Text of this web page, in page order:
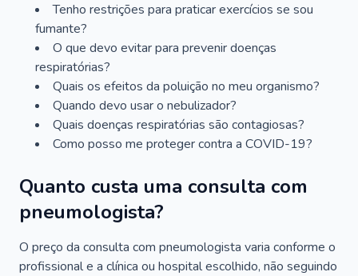
Tenho restrições para praticar exercícios se sou
fumante?
O que devo evitar para prevenir doenças
respiratórias?
Quais os efeitos da poluição no meu organismo?
Quando devo usar o nebulizador?
Quais doenças respiratórias são contagiosas?
Como posso me proteger contra a COVID-19?
Quanto custa uma consulta com
pneumologista?
O preço da consulta com pneumologista varia conforme o
profissional e a clínica ou hospital escolhido, não seguindo